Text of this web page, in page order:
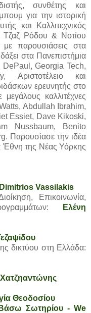
συνθέτης και
για την ιστορική
και Καλλιτεχνικός
Τζαζ Ρόδου & Νοτίου
παρουσιάσεις στα
στα Πανεπιστήμια
Georgia Tech,
Αριστοτέλειο και
ερευνητής στο
καλλιτέχνες
Abdullah Ibrahim,
Essiet, Dave Kikoski,
Nussbaum, Benito
Παρουσίασε την ιδέα
της Νέας Υόρκης
Dimitrios Vassilakis
Επικοινωνία,
Ελένη
δικτύου στη Ελλάδα:
Χατζηαντώνης
Θεοδοσίου
Βάσω Σωτηρίου - We